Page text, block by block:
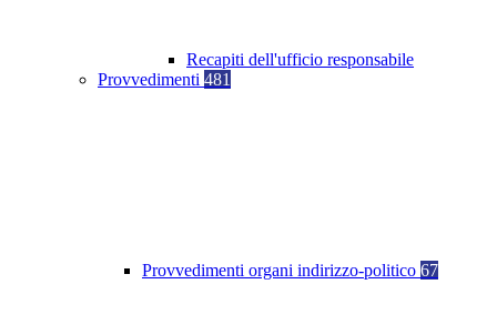
Recapiti dell'ufficio responsabile
Provvedimenti 481
Provvedimenti organi indirizzo-politico 67